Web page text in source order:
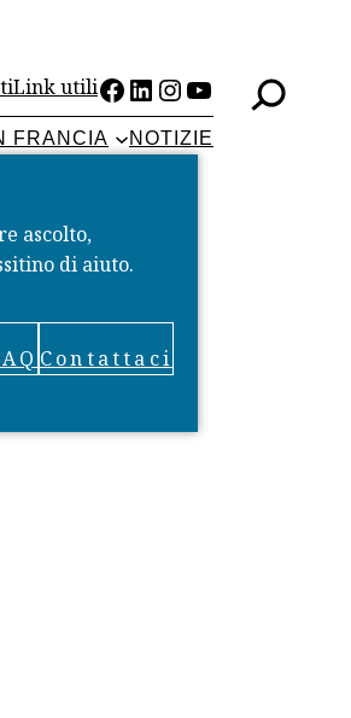
Link utiliFacebook
LinkedIn
Instagram
YouTube
FRANCIA NOTIZIE
ascolto,
di aiuto.
Contattaci